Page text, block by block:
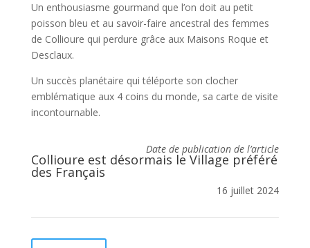
Un enthousiasme gourmand que l’on doit au petit
poisson bleu et au savoir-faire ancestral des femmes
de Collioure qui perdure grâce aux Maisons Roque et
Desclaux.
Un succès planétaire qui téléporte son clocher
emblématique aux 4 coins du monde, sa carte de visite
incontournable.
Date de publication de l’article
Collioure est désormais le Village préféré
des Français
16 juillet 2024